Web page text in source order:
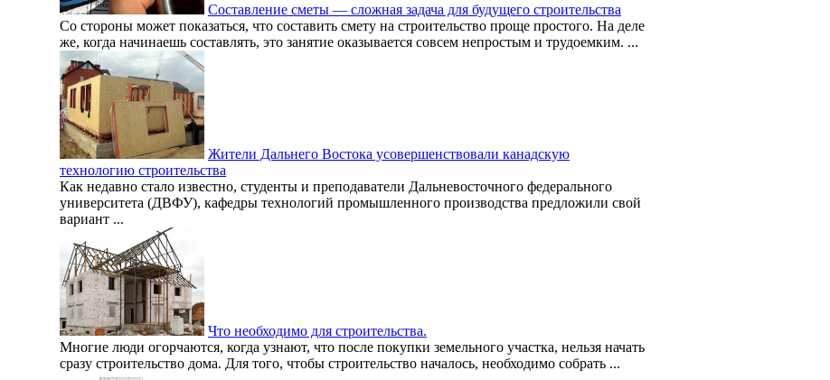
Составление сметы — сложная задача для будущего строительства
Со стороны может показаться, что составить смету на строительство проще простого. На деле
же, когда начинаешь составлять, это занятие оказывается совсем непростым и трудоемким. ...
Жители Дальнего Востока усовершенствовали канадскую
технологию строительства
Как недавно стало известно, студенты и преподаватели Дальневосточного федерального
университета (ДВФУ), кафедры технологий промышленного производства предложили свой
вариант ...
Что необходимо для строительства.
Многие люди огорчаются, когда узнают, что после покупки земельного участка, нельзя начать
сразу строительство дома. Для того, чтобы строительство началось, необходимо собрать ...